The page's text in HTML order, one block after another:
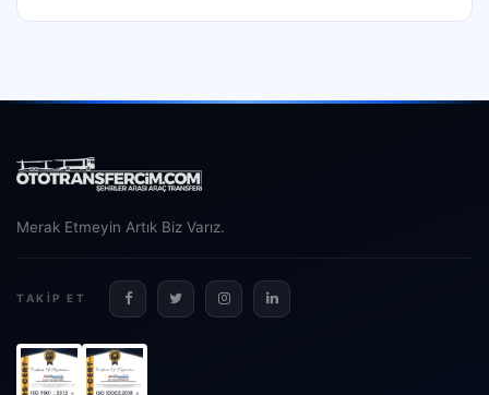
Merak Etmeyin Artık Biz Varız.
TAKIP ET